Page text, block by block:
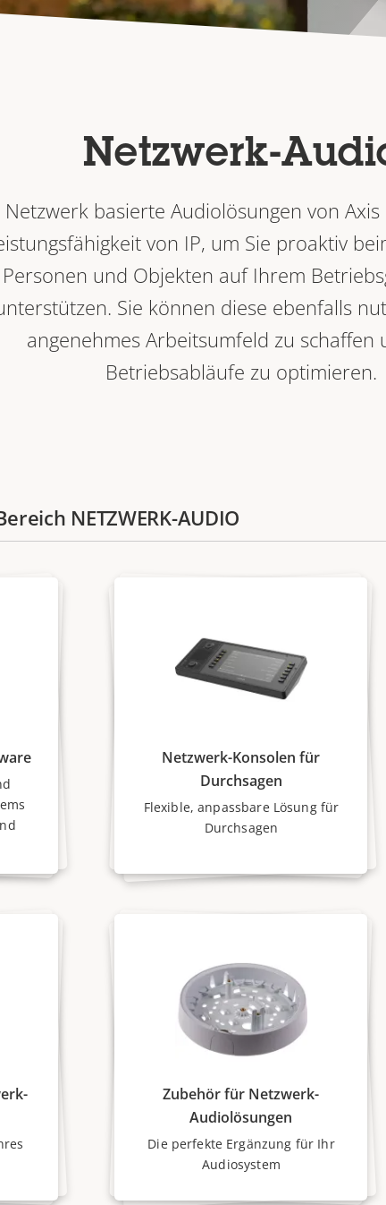
Netzwerk-
Netzwerk basierte Audiolösungen von
von IP, um Sie proaktiv
Personen und Objekten auf Ihrem
Sie können diese ebenfalls
angenehmes Arbeitsumfeld zu schaffen
Betriebsabläufe zu optimieren.
NETZWERK-AUDIO
Netzwerk-Konsolen für
Durchsagen
Flexible, anpassbare Lösung für
Durchsagen
Zubehör für Netzwerk-
Audiolösungen
Die perfekte Ergänzung für Ihr
Audiosystem